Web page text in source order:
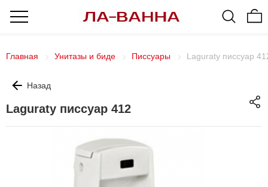
Главная Унитазы и биде Писсуары Laguraty писсуар
Назад
Laguraty писсуар 412